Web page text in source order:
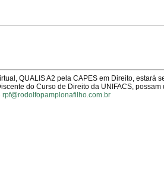
QUALIS A2 pela CAPES em Direito,
do Curso de Direito da UNIFACS,
rpf@rodolfopamplonafilho.com.br